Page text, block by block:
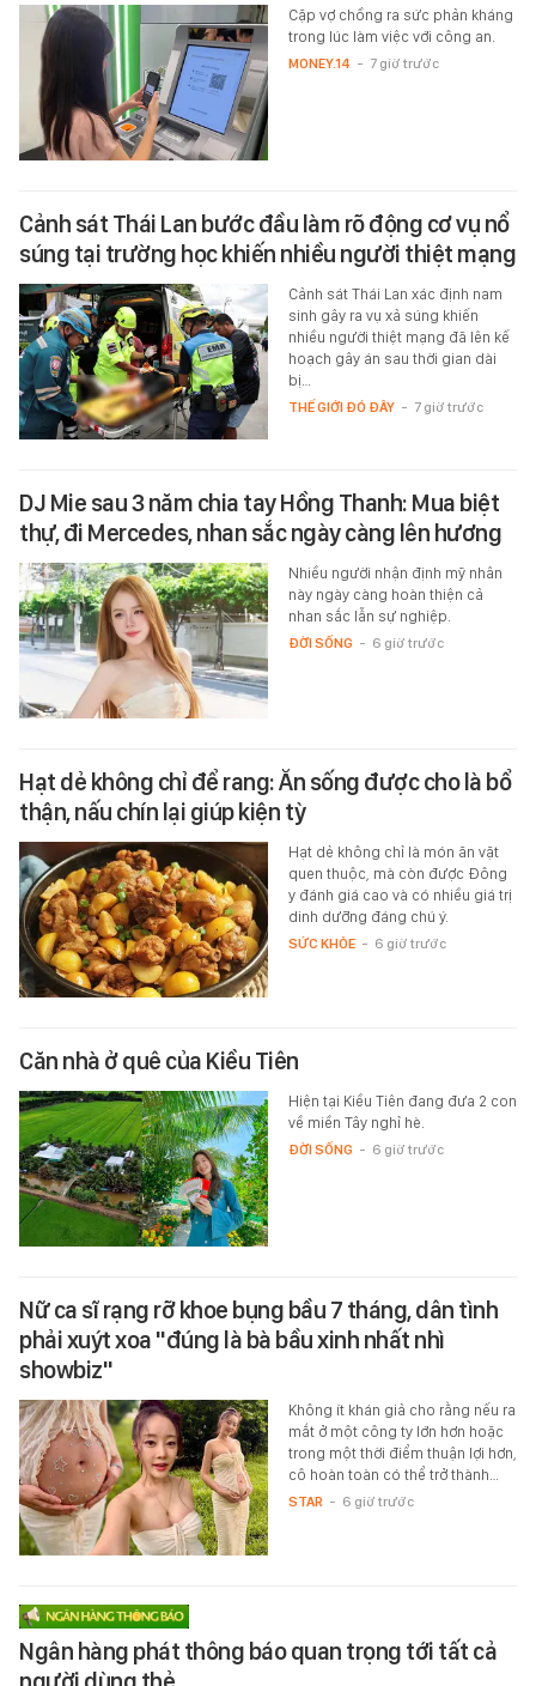
Cặp vợ chồng ra sức phản kháng
trong lúc làm việc với công an.
MONEY.14 - 7 giờ trước
Cảnh sát Thái Lan bước đầu làm rõ động cơ vụ nổ
súng tại trường học khiến nhiều người thiệt mạng
Cảnh sát Thái Lan xác định nam
sinh gây ra vụ xả súng khiến
nhiều người thiệt mạng đã lên kế
hoạch gây án sau thời gian dài
bị…
THẾ GIỚI ĐÓ ĐÂY - 7 giờ trước
DJ Mie sau 3 năm chia tay Hồng Thanh: Mua biệt
thự, đi Mercedes, nhan sắc ngày càng lên hương
Nhiều người nhận định mỹ nhân
này ngày càng hoàn thiện cả
nhan sắc lẫn sự nghiệp.
ĐỜI SỐNG - 6 giờ trước
Hạt dẻ không chỉ để rang: Ăn sống được cho là bổ
thận, nấu chín lại giúp kiện tỳ
Hạt dẻ không chỉ là món ăn vặt
quen thuộc, mà còn được Đông
y đánh giá cao và có nhiều giá trị
dinh dưỡng đáng chú ý.
SỨC KHỎE - 6 giờ trước
Căn nhà ở quê của Kiều Tiên
Hiện tại Kiều Tiên đang đưa 2 con
về miền Tây nghỉ hè.
ĐỜI SỐNG - 6 giờ trước
Nữ ca sĩ rạng rỡ khoe bụng bầu 7 tháng, dân tình
phải xuýt xoa "đúng là bà bầu xinh nhất nhì
showbiz"
Không ít khán giả cho rằng nếu ra
mắt ở một công ty lớn hơn hoặc
trong một thời điểm thuận lợi hơn,
cô hoàn toàn có thể trở thành…
STAR - 6 giờ trước
Ngân hàng phát thông báo quan trọng tới tất cả